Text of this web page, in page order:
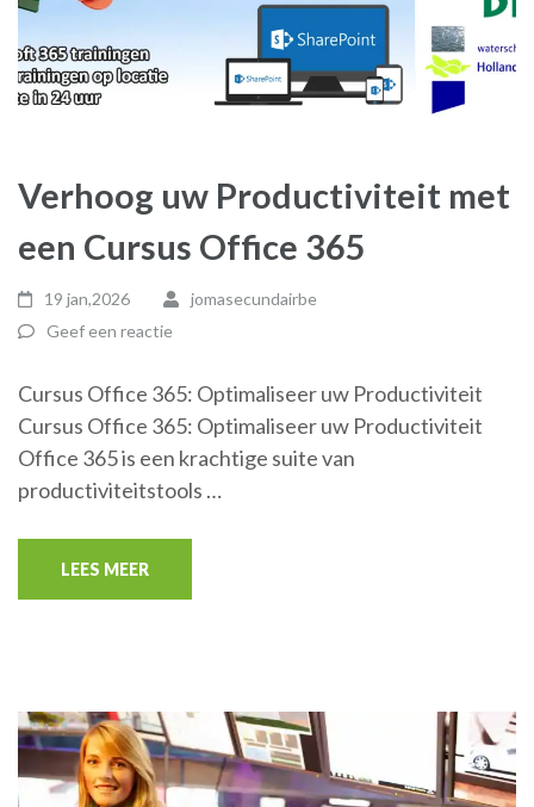
Verhoog uw Productiviteit met
een Cursus Office 365
19 jan,2026
jomasecundairbe
Geef een reactie
Cursus Office 365: Optimaliseer uw Productiviteit
Cursus Office 365: Optimaliseer uw Productiviteit
Office 365 is een krachtige suite van
productiviteitstools …
LEES MEER